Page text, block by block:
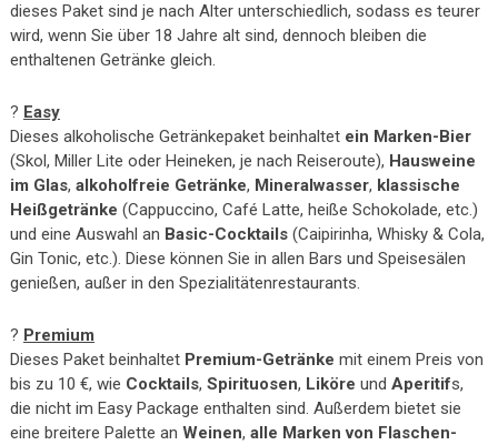
dieses Paket sind je nach Alter unterschiedlich, sodass es teurer
wird, wenn Sie über 18 Jahre alt sind, dennoch bleiben die
enthaltenen Getränke gleich.
? Easy
Dieses alkoholische Getränkepaket beinhaltet ein Marken-Bier
(Skol, Miller Lite oder Heineken, je nach Reiseroute), Hausweine
im Glas, alkoholfreie Getränke, Mineralwasser, klassische
Heißgetränke (Cappuccino, Café Latte, heiße Schokolade, etc.)
und eine Auswahl an Basic-Cocktails(Caipirinha, Whisky & Cola,
Gin Tonic, etc.). Diese können Sie in allen Bars und Speisesälen
genießen, außer in den Spezialitätenrestaurants.
? Premium
Dieses Paket beinhaltet Premium-Getränke mit einem Preis von
bis zu 10 €, wie Cocktails, Spirituosen, Liköre und Aperitifs,
die nicht im Easy Package enthalten sind. Außerdem bietet sie
eine breitere Palette an Weinen, alle Marken von Flaschen-